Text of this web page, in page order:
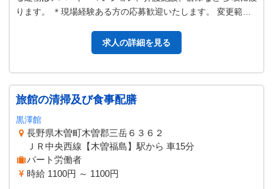
ります。 ＊現場経験ある方の応募歓迎いたします。 変更範
求人の詳細を見る
旅館の清掃及び食事配膳
黒澤館
長野県木曽町木曽郡三岳６３６２
ＪＲ中央西線【木曽福島】駅から 車15分
パート労働者
時給 1100円 ～ 1100円